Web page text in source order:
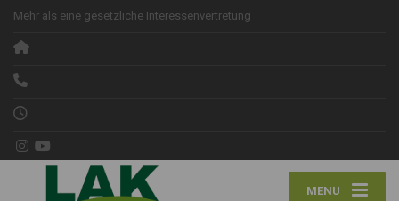
Mehr als eine gesetzliche Interessenvertretung
MENU